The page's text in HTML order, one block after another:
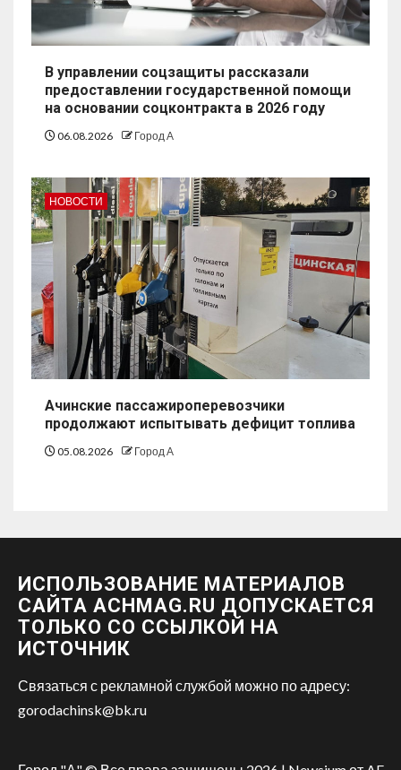
В управлении соцзащиты рассказали
предоставлении государственной помощи
на основании соцконтракта в 2026 году
06.08.2026 Город А
НОВОСТИ
Ачинские пассажироперевозчики
продолжают испытывать дефицит топлива
05.08.2026 Город А
ИСПОЛЬЗОВАНИЕ МАТЕРИАЛОВ
САЙТА ACHMAG.RU ДОПУСКАЕТСЯ
ТОЛЬКО СО ССЫЛКОЙ НА
ИСТОЧНИК
Связаться с рекламной службой можно по адресу:
gorodachinsk@bk.ru